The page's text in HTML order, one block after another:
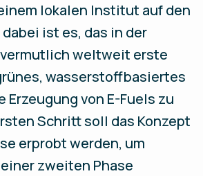
lokalen Institut auf den
ist es, das in der
weltweit erste
wasserstoffbasiertes
Erzeugung von E-Fuels zu
Schritt soll das Konzept
erprobt werden, um
zweiten Phase